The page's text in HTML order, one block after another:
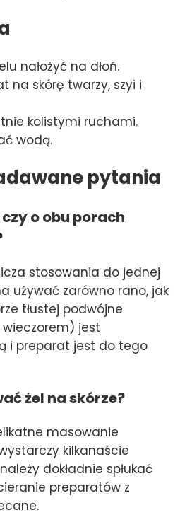
nałożyć na dłoń.
na skórę twarzy, szyi i
kolistymi ruchami.
wodą.
pytania
o obu porach
stosowania do jednej
używać zarówno rano, jak
tłustej podwójne
jest
i preparat jest do tego
żel na skórze?
masowanie
kilkanaście
dokładnie spłukać
preparatów z